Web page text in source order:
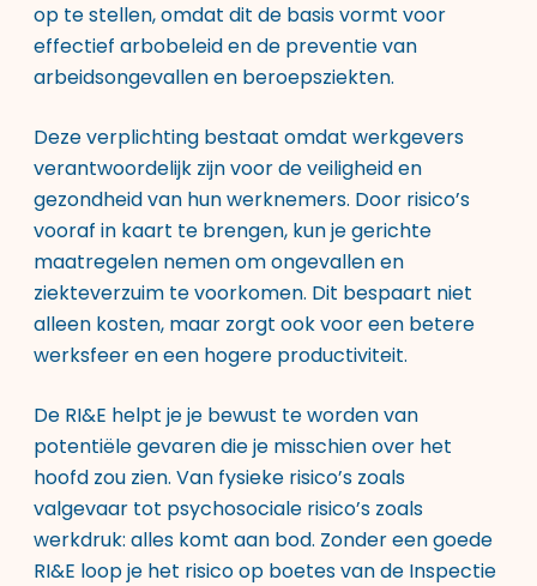
op te stellen, omdat dit de basis vormt voor
effectief arbobeleid en de preventie van
arbeidsongevallen en beroepsziekten.
Deze verplichting bestaat omdat werkgevers
verantwoordelijk zijn voor de veiligheid en
gezondheid van hun werknemers. Door risico’s
vooraf in kaart te brengen, kun je gerichte
maatregelen nemen om ongevallen en
ziekteverzuim te voorkomen. Dit bespaart niet
alleen kosten, maar zorgt ook voor een betere
werksfeer en een hogere productiviteit.
De RI&E helpt je je bewust te worden van
potentiële gevaren die je misschien over het
hoofd zou zien. Van fysieke risico’s zoals
valgevaar tot psychosociale risico’s zoals
werkdruk: alles komt aan bod. Zonder een goede
RI&E loop je het risico op boetes van de Inspectie